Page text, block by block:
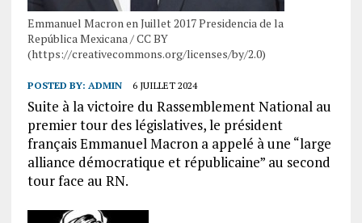
Emmanuel Macron en Juillet 2017 Presidencia de la
República Mexicana / CC BY
(https://creativecommons.org/licenses/by/2.0)
POSTED BY: ADMIN 6 JUILLET 2024
Suite à la victoire du Rassemblement National au
premier tour des législatives, le président
français Emmanuel Macron a appelé à une “large
alliance démocratique et républicaine” au second
tour face au RN.